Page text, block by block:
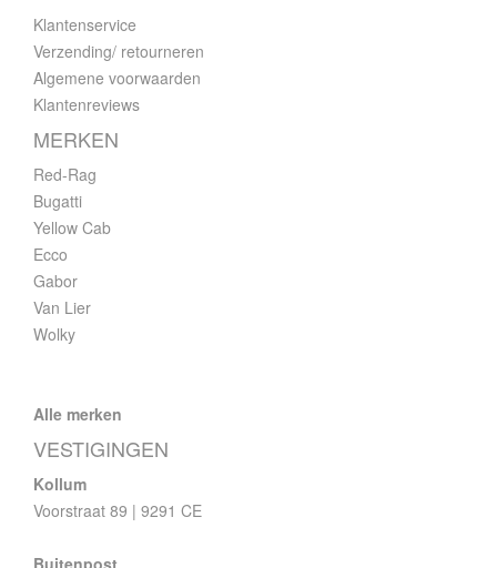
Klantenservice
Verzending/ retourneren
Algemene voorwaarden
Klantenreviews
MERKEN
Red-Rag
Bugatti
Yellow Cab
Ecco
Gabor
Van Lier
Wolky
Alle merken
VESTIGINGEN
Kollum
Voorstraat 89 | 9291 CE
Buitenpost